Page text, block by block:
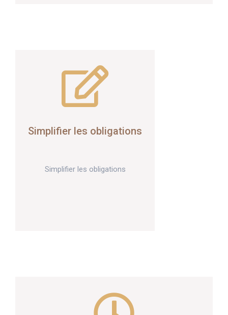
Simplifier les obligations
Simplifier les obligations